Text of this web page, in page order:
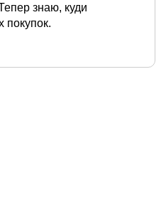
знаю, куди
покупок.